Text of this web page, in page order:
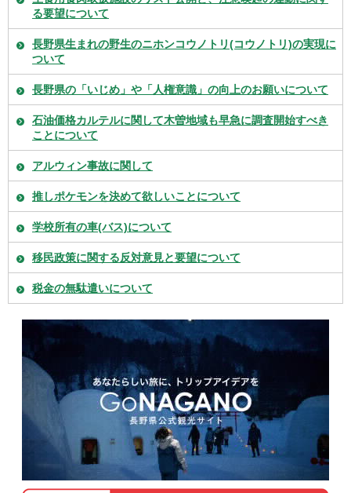
る要望について
長野県生まれの野生のニホンコウノトリ(コウノトリ)の実現に
ついて
長野県の「いじめ」や「人権意識」の向上のお願いについて
石油価格カルテルに関して木曽地域も早急に調査開始すべき
ことについて
アルウィン事故に関して
推しポケモンを決めて欲しいことについて
学校所有の車(バス)について
移民政策に関する反対意見と要望について
税金の無駄遣いについて